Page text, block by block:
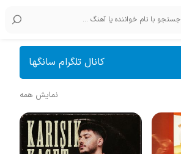
کانال تلگرام سانگها
نمایش همه